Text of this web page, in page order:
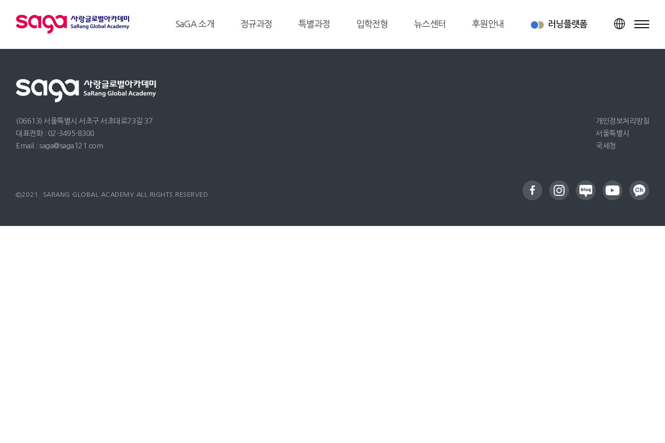
SaGA 소개 정규과정 특별과정 입학전형 뉴스센터 후원안내 러닝플랫폼 TOP
(06613) 서울특별시 서초구 서초대로73길 37
대표전화 : 02-3495-8300
Email : saga@saga121.com
개인정보처리방침
서울특별시
국세청
©2021. SARANG GLOBAL ACADEMY ALL RIGHTS RESERVED